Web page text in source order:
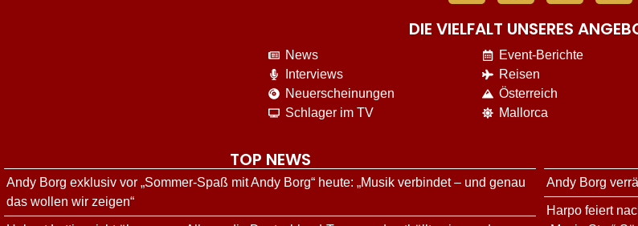
DIE VIELFALT UNSERES
News
Interviews
Neuerscheinungen
Schlager im TV
Event-Berichte
Reisen
Österreich
Mallorca
TOP NEWS
Andy Borg exklusiv vor „Sommer-Spaß mit Andy Borg“ heute: „Musik verbindet – und genau
das wollen wir zeigen“
Andy Borg
Harpo feiert